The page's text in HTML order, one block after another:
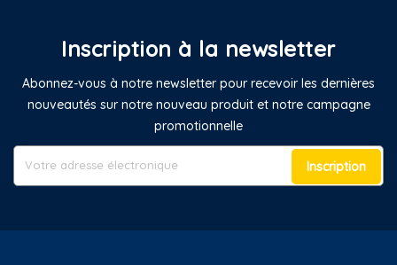
Inscription à la newsletter
Abonnez-vous à notre newsletter pour recevoir les dernières
nouveautés sur notre nouveau produit et notre campagne
promotionnelle
Inscription